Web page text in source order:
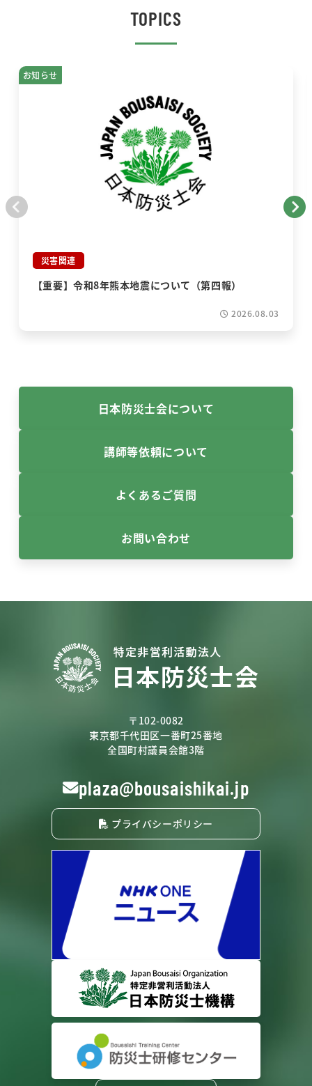
TOPICS
お知らせ
災害関連
【重要】令和8年熊本地震について（第四報）
2026.08.03
日本防災士会について
講師等依頼について
よくあるご質問
お問い合わせ
〒102-0082
東京都千代田区一番町25番地
全国町村議員会館3階
plaza@bousaishikai.jp
プライバシーポリシー